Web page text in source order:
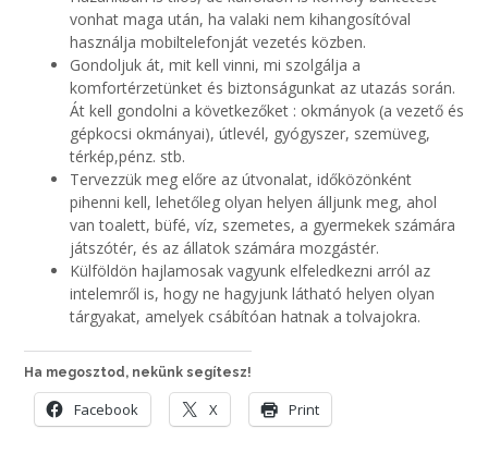
vonhat maga után, ha valaki nem kihangosítóval
használja mobiltelefonját vezetés közben.
Gondoljuk át, mit kell vinni, mi szolgálja a
komfortérzetünket és biztonságunkat az utazás során.
Át kell gondolni a következőket : okmányok (a vezető és
gépkocsi okmányai), útlevél, gyógyszer, szemüveg,
térkép,pénz. stb.
Tervezzük meg előre az útvonalat, időközönként
pihenni kell, lehetőleg olyan helyen álljunk meg, ahol
van toalett, büfé, víz, szemetes, a gyermekek számára
játszótér, és az állatok számára mozgástér.
Külföldön hajlamosak vagyunk elfeledkezni arról az
intelemről is, hogy ne hagyjunk látható helyen olyan
tárgyakat, amelyek csábítóan hatnak a tolvajokra.
Ha megosztod, nekünk segítesz!
Facebook X Print